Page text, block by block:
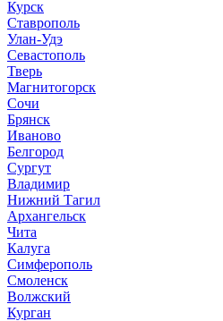
Курск
Ставрополь
Улан-Удэ
Севастополь
Тверь
Магнитогорск
Сочи
Брянск
Иваново
Белгород
Сургут
Владимир
Нижний Тагил
Архангельск
Чита
Калуга
Симферополь
Смоленск
Волжский
Курган